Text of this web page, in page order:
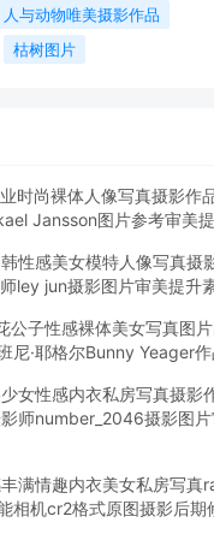
人与动物唯美摄影作品
枯树图片
时尚裸体人像写真摄影作
Jansson图片参考审美
性感美女模特人像写真摄
ley jun摄影图片审美提升
公子性感裸体美女写真图
尼·耶格尔Bunny Yeager
女性感内衣私房写真摄影
师number_2046摄影图
满情趣内衣美女私房写真
相机cr2格式原图摄影后期